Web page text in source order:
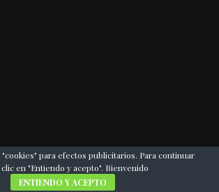
para efectos publicitarios. Para continuar
en "Entiendo y acepto". Bienvenido
ENTIENDO Y ACEPTO